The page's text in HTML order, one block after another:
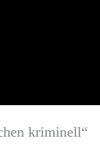
kriminell“